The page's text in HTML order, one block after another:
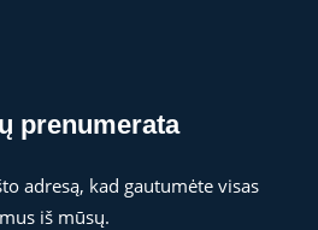
prenumerata
adresą, kad gautumėte visas
iš mūsų.